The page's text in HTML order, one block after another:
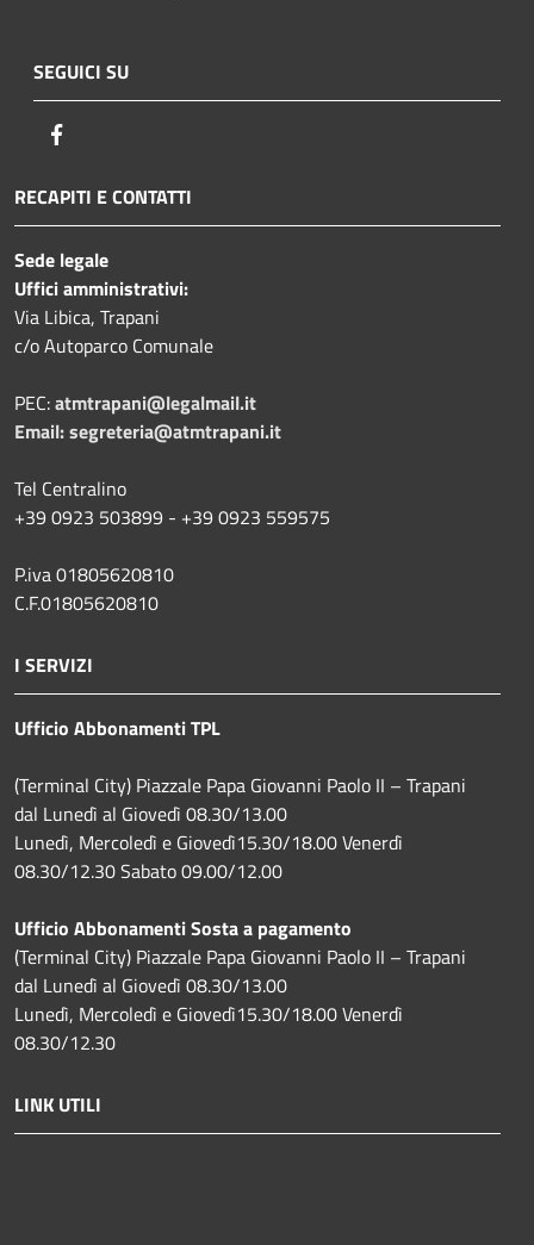
SEGUICI SU
RECAPITI E CONTATTI
Sede legale
Uffici amministrativi:
Via Libica, Trapani
c/o Autoparco Comunale
PEC:atmtrapani@legalmail.it
Email:segreteria@atmtrapani.it
Tel Centralino
+39 0923 503899 - +39 0923 559575
P.iva 01805620810
C.F.01805620810
I SERVIZI
Ufficio Abbonamenti TPL
(Terminal City) Piazzale Papa Giovanni Paolo II – Trapani
dal Lunedì al Giovedì 08.30/13.00
Lunedì, Mercoledì e Giovedì15.30/18.00 Venerdì
08.30/12.30 Sabato 09.00/12.00
Ufficio Abbonamenti Sosta a pagamento
(Terminal City) Piazzale Papa Giovanni Paolo II – Trapani
dal Lunedì al Giovedì 08.30/13.00
Lunedì, Mercoledì e Giovedì15.30/18.00 Venerdì
08.30/12.30
LINK UTILI